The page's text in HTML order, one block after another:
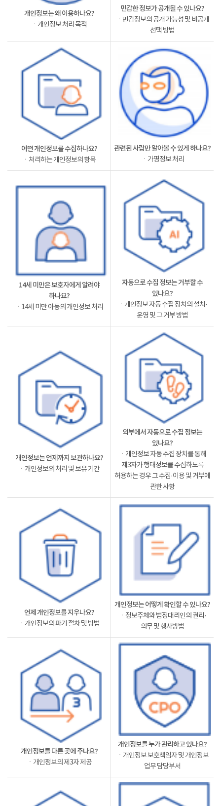
개인정보는 왜 이용하나요?
ㆍ개인정보 처리 목적
민감한 정보가 공개될 수 있나요?
ㆍ민감정보의 공개 가능성 및 비공개
선택 방법
어떤 개인정보를 수집하나요?
ㆍ처리하는 개인정보의 항목
관련된 사람만 알아볼 수 있게 하나요?
ㆍ가명정보 처리
14세 미만은 보호자에게 알려야
하나요?
ㆍ14세 미만 아동의 개인정보 처리
자동으로 수집 정보는 거부할 수
있나요?
ㆍ개인정보 자동 수집 장치의 설치·
운영 및 그 거부 방법
개인정보는 언제까지 보관하나요?
ㆍ개인정보의 처리 및 보유 기간
외부에서 자동으로 수집 정보는
있나요?
ㆍ개인정보 자동 수집 장치를 통해
제3자가 행태정보를 수집하도록
허용하는 경우 그 수집·이용 및 거부에
관한 사항
언제 개인정보를 지우나요?
ㆍ개인정보의 파기 절차 및 방법
개인정보는 어떻게 확인할 수 있나요?
ㆍ정보주체와 법정대리인의 권리·
의무 및 행사방법
개인정보를 다른 곳에 주나요?
ㆍ개인정보의 제3자 제공
개인정보를 누가 관리하고 있나요?
ㆍ개인정보 보호책임자 및 개인정보
업무 담당부서